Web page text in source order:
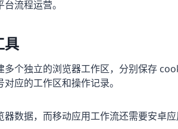
流程运营。
具
多个独立的浏览器工作区，分别保存
应的工作区和操作记录。
数据，而移动应用工作流还需要安卓